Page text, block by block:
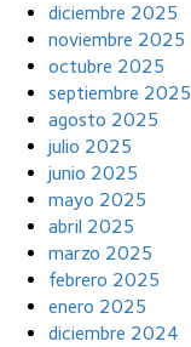
diciembre 2025
noviembre 2025
octubre 2025
septiembre 2025
agosto 2025
julio 2025
junio 2025
mayo 2025
abril 2025
marzo 2025
febrero 2025
enero 2025
diciembre 2024